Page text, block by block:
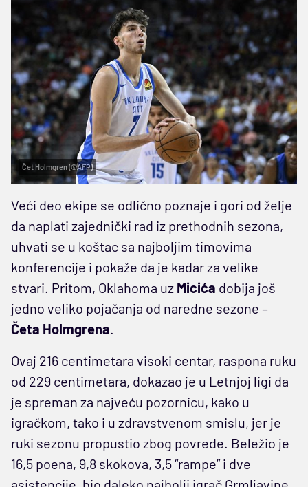
Čet Holmgren (©AFP)
Veći deo ekipe se odlično poznaje i gori od želje
da naplati zajednički rad iz prethodnih sezona,
uhvati se u koštac sa najboljim timovima
konferencije i pokaže da je kadar za velike
stvari. Pritom, Oklahoma uz Micića dobija još
jedno veliko pojačanja od naredne sezone –
Četa Holmgrena
Ovaj 216 centimetara visoki centar, raspona ruku
od 229 centimetara, dokazao je u Letnjoj ligi da
je spreman za najveću pozornicu, kako u
igračkom, tako i u zdravstvenom smislu, jer je
ruki sezonu propustio zbog povrede. Beležio je
16,5 poena, 9,8 skokova, 3,5 “rampe” i dve